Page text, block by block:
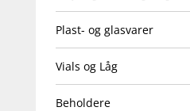
Plast- og glasvarer
Vials og Låg
Beholdere